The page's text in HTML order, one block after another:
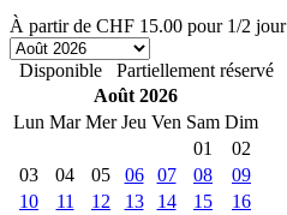
À partir de CHF 15.00 pour 1/2 jour
Disponible Partiellement réservé
Août 2026
Lun Mar Mer Jeu Ven Sam Dim
01
02
03
04 05 06 07 08
09
10
11 12 13 14 15
16